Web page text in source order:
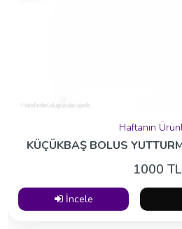
Haftanın
KÜÇÜKBAŞ BOLUS
1000 TL
İncele